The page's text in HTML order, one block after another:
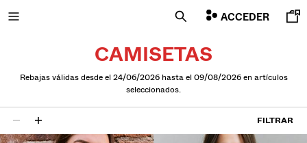
ACCEDER
CAMISETAS
Rebajas válidas desde el 24/06/2026 hasta el 09/08/2026 en artículos
seleccionados.
6 resultados FILTRAR
NEW
CURATED BY